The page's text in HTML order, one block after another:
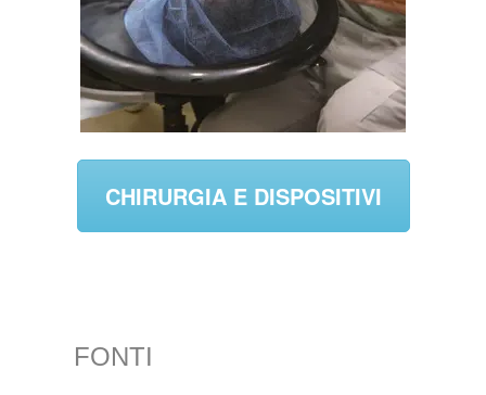
CHIRURGIA E DISPOSITIVI
FONTI